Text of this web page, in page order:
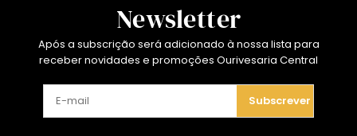
Newsletter
Após a subscrição será adicionado à nossa lista para
receber novidades e promoções Ourivesaria Central
Subscrever